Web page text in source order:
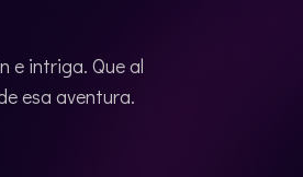
e intriga. Que al
esa aventura.